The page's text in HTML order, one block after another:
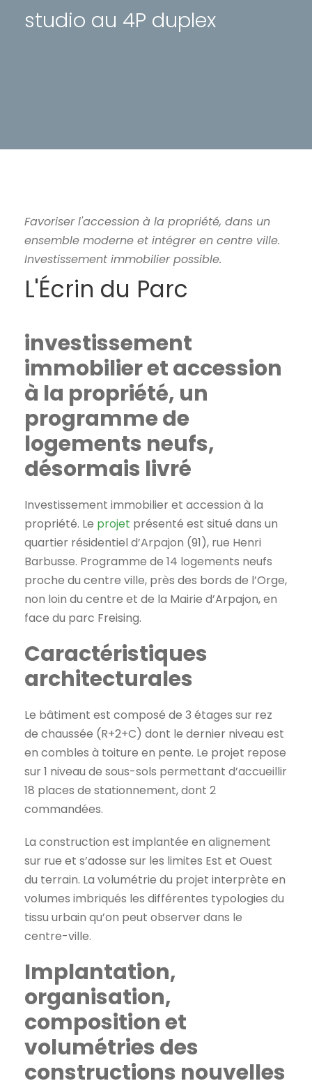
studio au 4P duplex
Favoriser l'accession à la propriété, dans un
ensemble moderne et intégrer en centre ville.
Investissement immobilier possible.
L'Écrin du Parc
investissement
immobilier et accession
à la propriété, un
programme de
logements neufs,
désormais livré
Investissement immobilier et accession à la
propriété. Le projet présenté est situé dans un
quartier résidentiel d’Arpajon (91), rue Henri
Barbusse. Programme de 14 logements neufs
proche du centre ville, près des bords de l’Orge,
non loin du centre et de la Mairie d’Arpajon, en
face du parc Freising.
Caractéristiques
architecturales
Le bâtiment est composé de 3 étages sur rez
de chaussée (R+2+C) dont le dernier niveau est
en combles à toiture en pente. Le projet repose
sur 1 niveau de sous-sols permettant d’accueillir
18 places de stationnement, dont 2
commandées.
La construction est implantée en alignement
sur rue et s’adosse sur les limites Est et Ouest
du terrain. La volumétrie du projet interprète en
volumes imbriqués les différentes typologies du
tissu urbain qu’on peut observer dans le
centre-ville.
Implantation,
organisation,
composition et
volumétries des
constructions nouvelles